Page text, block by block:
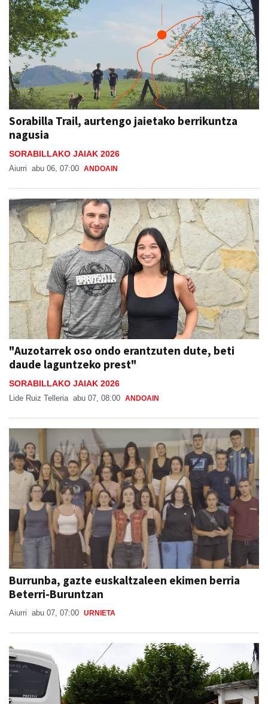
Sorabilla Trail, aurtengo jaietako berrikuntza
nagusia
SORABILLAKO JAIAK 2026
Aiurri abu 06, 07:00 ANDOAIN
"Auzotarrek oso ondo erantzuten dute, beti
daude laguntzeko prest"
SORABILLAKO JAIAK 2026
Lide Ruiz Telleria abu 07, 08:00 ANDOAIN
Burrunba, gazte euskaltzaleen ekimen berria
Beterri-Buruntzan
Aiurri abu 07, 07:00 URNIETA